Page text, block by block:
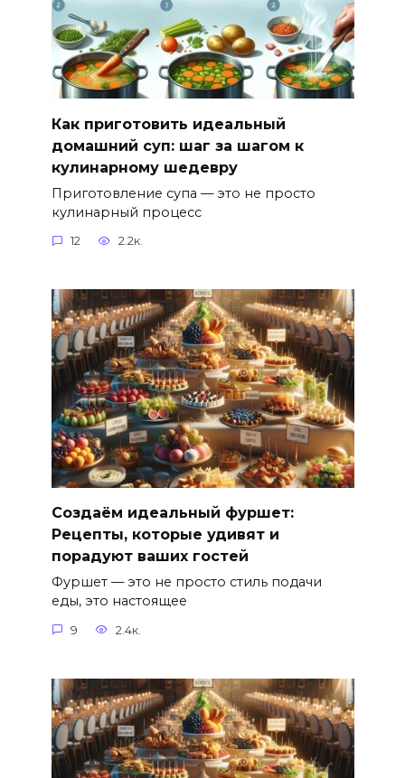
Как приготовить идеальный
домашний суп: шаг за шагом к
кулинарному шедевру
Приготовление супа — это не просто
кулинарный процесс
12 2.2к.
Создаём идеальный фуршет:
Рецепты, которые удивят и
порадуют ваших гостей
Фуршет — это не просто стиль подачи
еды, это настоящее
9 2.4к.